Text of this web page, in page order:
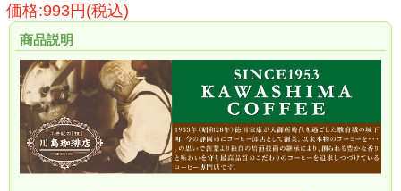
価格:993円(税込)
商品説明